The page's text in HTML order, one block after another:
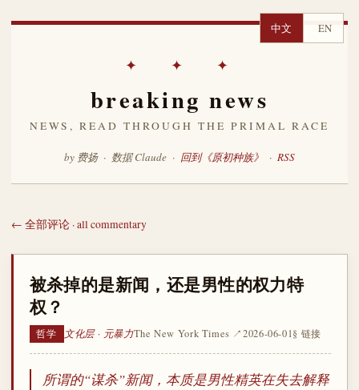
中文 EN
✦ ✦ ✦
breaking news
NEWS, READ THROUGH THE PRIMAL RACE
by 费扬 · 数据 Claude · 回到《原初种族》 · RSS
← 全部评论 · all commentary
被杀掉的是新闻，还是男性的权力特
权？
哲学 文化层 · 元暴力The New York Times ↗2026-06-01§ 链接
所谓的“谋杀”新闻，本质是男性精英在失去解释